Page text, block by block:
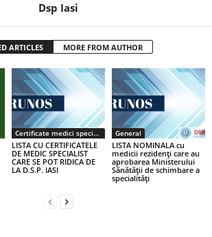
Dsp Iasi
ARTICLES MORE FROM AUTHOR
Certificate medici specialiști / primari
LISTA CU CERTIFICATELE
DE MEDIC SPECIALIST
CARE SE POT RIDICA DE
LA D.S.P. IASI
General
LISTA NOMINALA cu
medicii rezidenţi care au
aprobarea Ministerului
Sănătăţii de schimbare a
specialităţi